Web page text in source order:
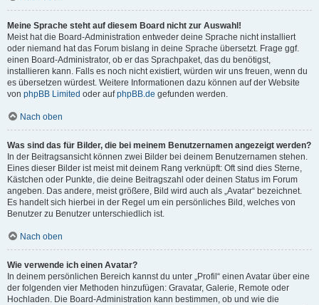
Meine Sprache steht auf diesem Board nicht zur Auswahl!
Meist hat die Board-Administration entweder deine Sprache nicht installiert
oder niemand hat das Forum bislang in deine Sprache übersetzt. Frage ggf.
einen Board-Administrator, ob er das Sprachpaket, das du benötigst,
installieren kann. Falls es noch nicht existiert, würden wir uns freuen, wenn du
es übersetzen würdest. Weitere Informationen dazu können auf der Website
von phpBB Limited oder aufphpBB.de gefunden werden.
Nach oben
Was sind das für Bilder, die bei meinem Benutzernamen angezeigt werden?
In der Beitragsansicht können zwei Bilder bei deinem Benutzernamen stehen.
Eines dieser Bilder ist meist mit deinem Rang verknüpft: Oft sind dies Sterne,
Kästchen oder Punkte, die deine Beitragszahl oder deinen Status im Forum
angeben. Das andere, meist größere, Bild wird auch als „Avatar“ bezeichnet.
Es handelt sich hierbei in der Regel um ein persönliches Bild, welches von
Benutzer zu Benutzer unterschiedlich ist.
Nach oben
Wie verwende ich einen Avatar?
In deinem persönlichen Bereich kannst du unter „Profil“ einen Avatar über eine
der folgenden vier Methoden hinzufügen: Gravatar, Galerie, Remote oder
Hochladen. Die Board-Administration kann bestimmen, ob und wie die